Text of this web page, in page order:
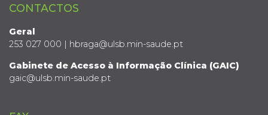
CONTACTOS
Geral
253 027 000 | hbraga@ulsb.min-saude.pt
Gabinete de Acesso à Informação Clínica (GAIC)
gaic@ulsb.min-saude.pt